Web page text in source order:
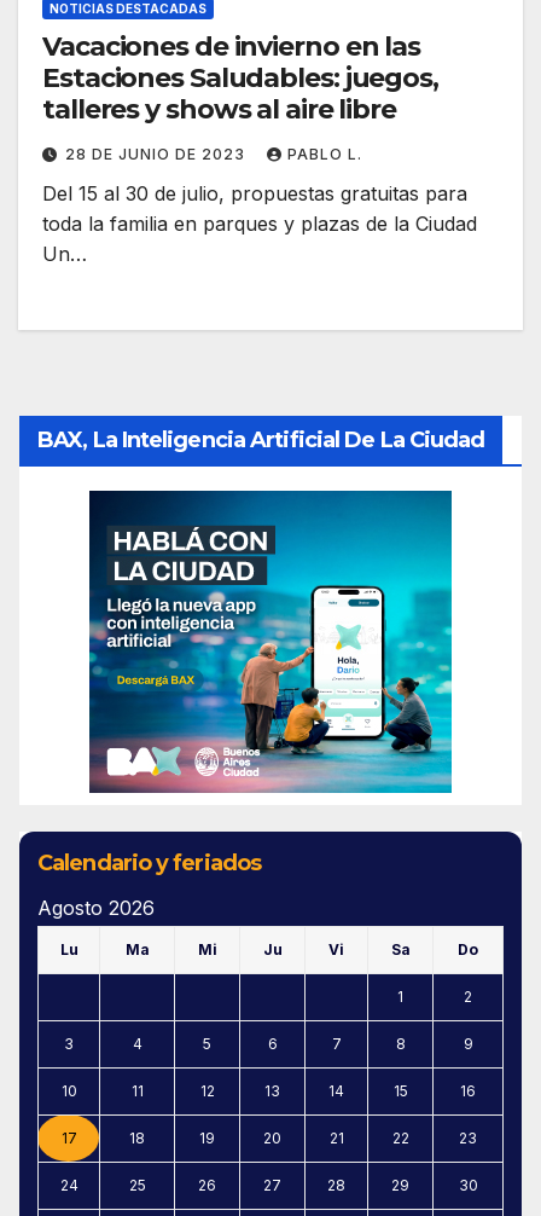
NOTICIAS DESTACADAS
Vacaciones de invierno en las
Estaciones Saludables: juegos,
talleres y shows al aire libre
28 DE JUNIO DE 2023 PABLO L.
Del 15 al 30 de julio, propuestas gratuitas para
toda la familia en parques y plazas de la Ciudad
Un…
BAX, La Inteligencia Artificial De La Ciudad
Calendario y feriados
Agosto 2026
Lu Ma Mi Ju Vi Sa Do
1 2
3 4 5 6 7 8 9
10 11 12 13 14 15 16
17 18 19 20 21 22 23
24 25 26 27 28 29 30